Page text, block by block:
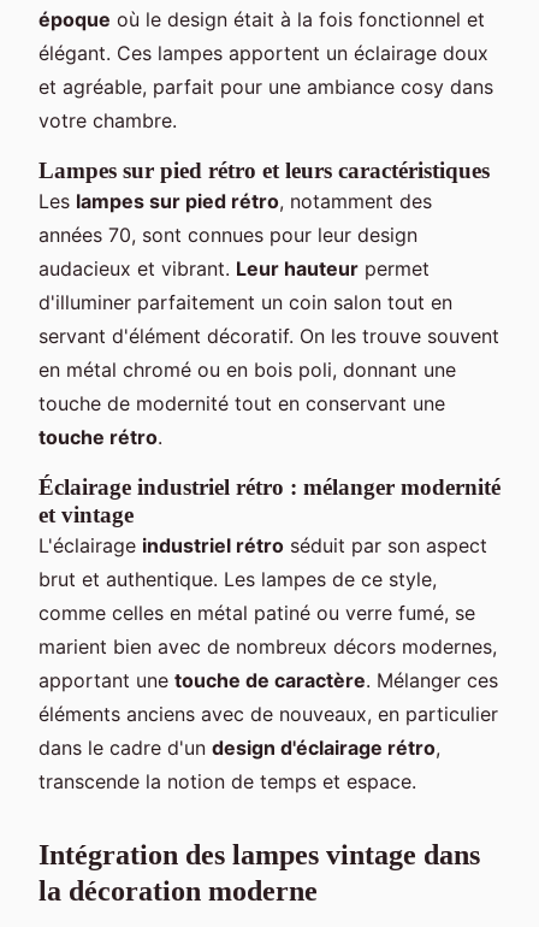
époque où le design était à la fois fonctionnel et
élégant. Ces lampes apportent un éclairage doux
et agréable, parfait pour une ambiance cosy dans
votre chambre.
Lampes sur pied rétro et leurs caractéristiques
Les lampes sur pied rétro, notamment des
années 70, sont connues pour leur design
audacieux et vibrant. Leur hauteur permet
d'illuminer parfaitement un coin salon tout en
servant d'élément décoratif. On les trouve souvent
en métal chromé ou en bois poli, donnant une
touche de modernité tout en conservant une
touche rétro.
Éclairage industriel rétro : mélanger modernité
et vintage
L'éclairage industriel rétro séduit par son aspect
brut et authentique. Les lampes de ce style,
comme celles en métal patiné ou verre fumé, se
marient bien avec de nombreux décors modernes,
apportant une touche de caractère. Mélanger ces
éléments anciens avec de nouveaux, en particulier
dans le cadre d'un design d'éclairage rétro,
transcende la notion de temps et espace.
Intégration des lampes vintage dans
la décoration moderne